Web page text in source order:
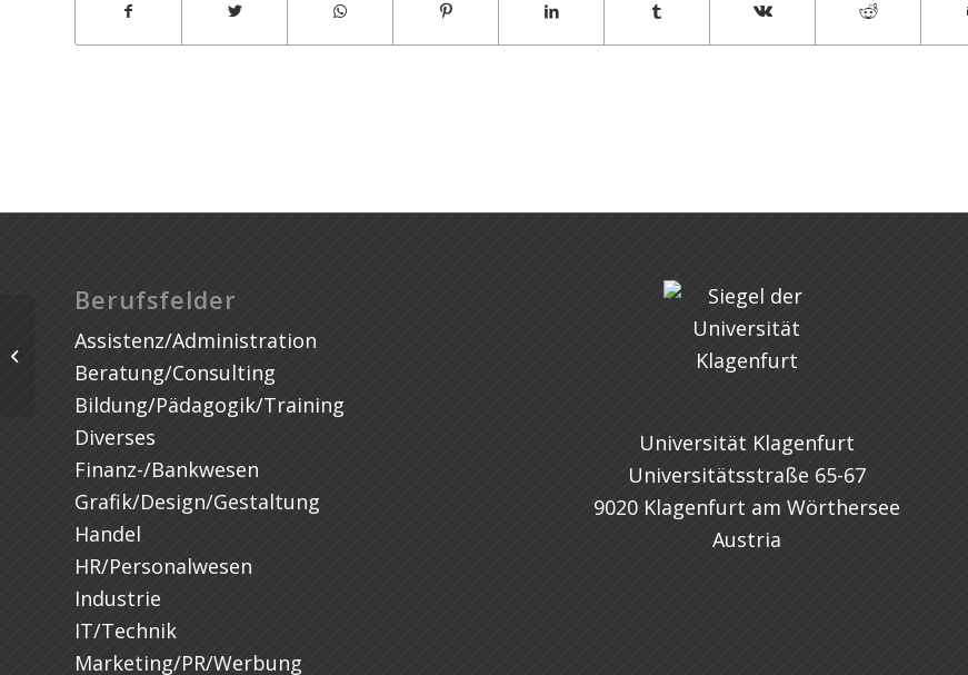
Berufsfelder
Assistenz/Administration
Beratung/Consulting
Bildung/Pädagogik/Training
Diverses
Finanz-/Bankwesen
Grafik/Design/Gestaltung
Handel
HR/Personalwesen
Industrie
IT/Technik
Marketing/PR/Werbung
Universität Klagenfurt
Universitätsstraße 65-67
9020 Klagenfurt am Wörthersee
Austria